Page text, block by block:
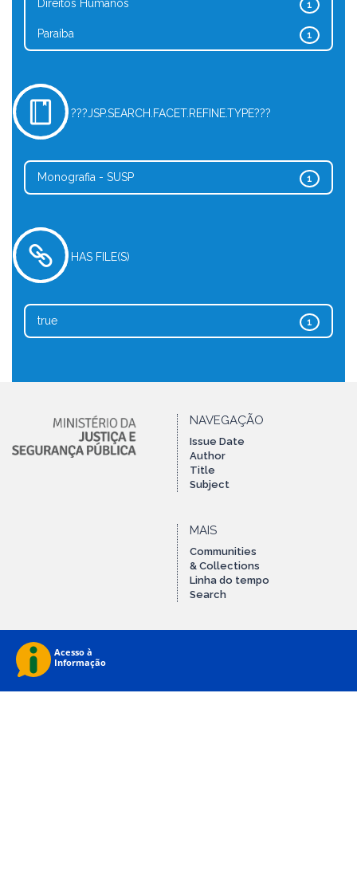
1
Direitos Humanos
1
Paraíba
???JSP.SEARCH.FACET.REFINE.TYPE???
1
Monografia - SUSP
HAS FILE(S)
1
true
NAVEGAÇÃO
Issue Date
Author
Title
Subject
MAIS
Communities
& Collections
Linha do tempo
Search